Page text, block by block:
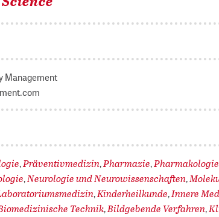
Management
,Präventivmedizin,Pharmazie,
,Neurologie und Neurowissenschaften,
,Kinderheilkunde,Innere
Technik,Bildgebende Verfahren,